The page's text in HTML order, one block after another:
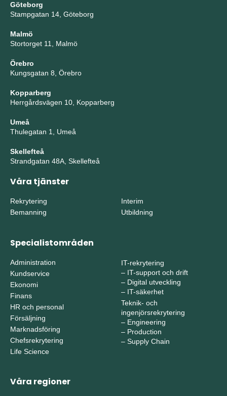
Göteborg
Stampgatan 14, Göteborg
Malmö
Stortorget 11, Malmö
Örebro
Kungsgatan 8, Örebro
Kopparberg
Herrgårdsvägen 10, Kopparberg
Umeå
Thulegatan 1, Umeå
Skellefteå
Strandgatan 48A, Skellefteå
Våra tjänster
Rekrytering
Bemanning
Interim
Utbildning
Specialistområden
Administration
Kundservice
Ekonomi
Finans
HR och personal
Försäljning
Marknadsföring
Chefsrekrytering
Life Science
IT-rekrytering
– IT-support och drift
– Digital utveckling
– IT-säkerhet
Teknik- och
ingenjörsrekrytering
– Engineering
– Production
– Supply Chain
Våra regioner